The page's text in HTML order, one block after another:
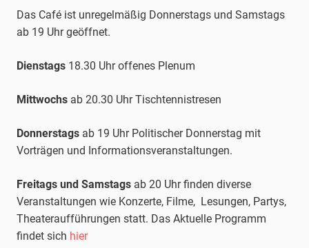
Das Café ist unregelmäßig Donnerstags und Samstags
ab 19 Uhr geöffnet.
Dienstags 18.30 Uhr offenes Plenum
Mittwochs ab 20.30 UhrTischtennistresen
Donnerstags ab 19 Uhr Politischer Donnerstag mit
Vorträgen und Informationsveranstaltungen.
Freitags und Samstags ab 20 Uhr finden diverse
Veranstaltungen wie Konzerte, Filme, Lesungen, Partys,
Theateraufführungen statt. Das Aktuelle Programm
findet sich hier